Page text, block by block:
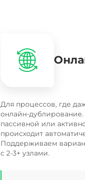
Для процессов, где
онлайн-
пассивной или
происходит
Поддерживаем
с 2-3+ узлами.